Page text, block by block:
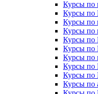
Курсы по
Курсы по
Курсы по
Курсы по
Курсы по
Курсы по
Курсы по
Курсы по
Курсы по
Курсы по